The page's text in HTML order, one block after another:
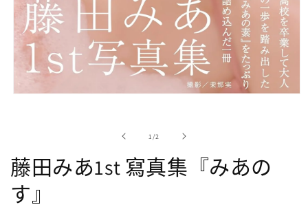
中
開
啟
多
1 //2
藤田みあ1st 寫真集『みあの
す』